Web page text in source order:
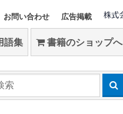
お問い合わせ 広告掲載
語集 書籍のショップへ